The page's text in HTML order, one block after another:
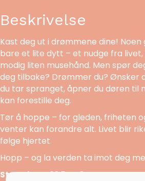
Beskrivelse
Kast deg ut i drømmene dine!
bare et lite dytt – et nudge fra livet,
modig liten musehånd. Men spør
deg tilbake? Drømmer du? Ønsker
du tar spranget, åpner du døren til
kan forestille deg.
Tør å hoppe – for gleden, friheten
venter kan forandre alt. Livet blir
følge hjertet.
Hopp – og la verden ta imot deg
Størrelsen:63,5 x 48 cm